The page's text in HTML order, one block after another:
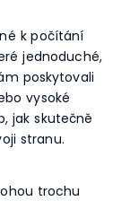
k počítání
jednoduché,
poskytovali
vysoké
jak skutečně
stranu.
trochu